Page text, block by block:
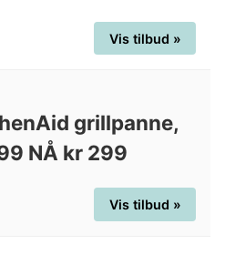
Vis tilbud »
grillpanne,
NÅ kr 299
Vis tilbud »